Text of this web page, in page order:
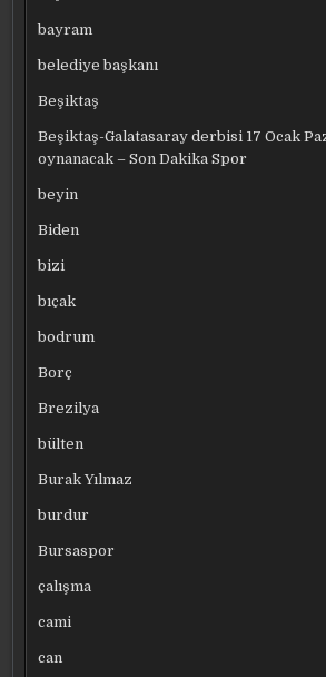
bayram
belediye başkanı
Beşiktaş
Beşiktaş-Galatasaray derbisi 17 Ocak
oynanacak – Son Dakika Spor
beyin
Biden
bizi
bıçak
bodrum
Borç
Brezilya
bülten
Burak Yılmaz
burdur
Bursaspor
çalışma
cami
can